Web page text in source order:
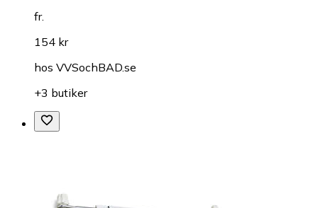
fr.
154 kr
hos VVSochBAD.se
+3 butiker